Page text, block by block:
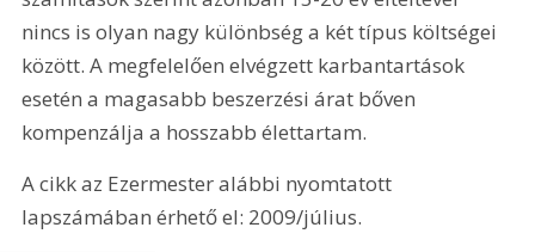
nincs is olyan nagy különbség a két típus költségei
között. A megfelelően elvégzett karbantartások
esetén a magasabb beszerzési árat bőven
kompenzálja a hosszabb élettartam.
A cikk az Ezermester alábbi nyomtatott
lapszámában érhető el: 2009/július.